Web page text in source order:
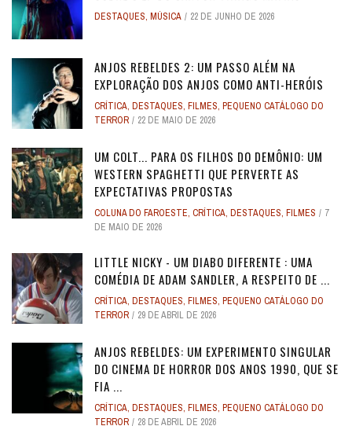
DESTAQUES, MÚSICA 22 DE JUNHO DE 2026
ANJOS REBELDES 2: UM PASSO ALÉM NA
EXPLORAÇÃO DOS ANJOS COMO ANTI-HERÓIS
CRÍTICA, DESTAQUES, FILMES, PEQUENO CATÁLOGO DO
TERROR
22 DE MAIO DE 2026
UM COLT... PARA OS FILHOS DO DEMÔNIO: UM
WESTERN SPAGHETTI QUE PERVERTE AS
EXPECTATIVAS PROPOSTAS
COLUNA DO FAROESTE, CRÍTICA, DESTAQUES, FILMES
7
DE MAIO DE 2026
LITTLE NICKY - UM DIABO DIFERENTE : UMA
COMÉDIA DE ADAM SANDLER, A RESPEITO DE ...
CRÍTICA, DESTAQUES, FILMES, PEQUENO CATÁLOGO DO
TERROR
29 DE ABRIL DE 2026
ANJOS REBELDES: UM EXPERIMENTO SINGULAR
DO CINEMA DE HORROR DOS ANOS 1990, QUE SE
FIA ...
CRÍTICA, DESTAQUES, FILMES, PEQUENO CATÁLOGO DO
TERROR
28 DE ABRIL DE 2026